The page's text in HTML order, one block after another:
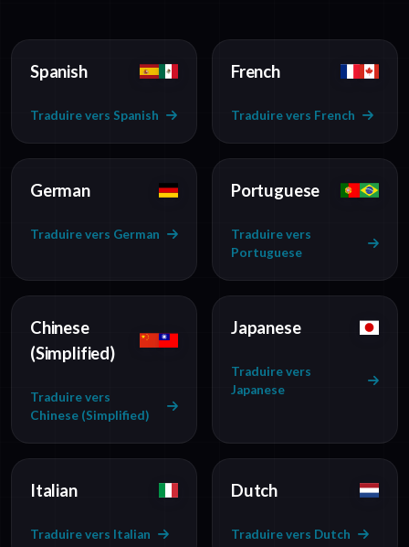
Spanish
Traduire vers Spanish
French
Traduire vers French
German
Traduire vers German
Portuguese
Traduire vers
Portuguese
Chinese
(Simplified)
Traduire vers
Chinese (Simplified)
Japanese
Traduire vers
Japanese
Italian
Traduire vers Italian
Dutch
Traduire vers Dutch